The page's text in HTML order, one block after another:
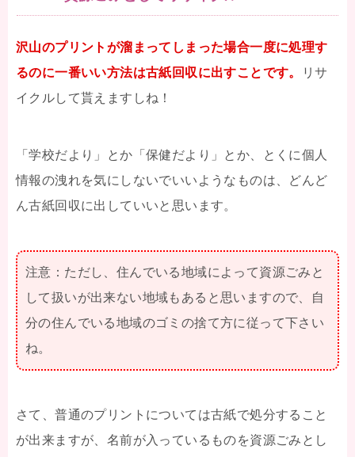
沢山のプリントが溜まってしまった場合一度に処理す
るのに一番いい方法は古紙回収に出すことです。
リサ
イクルして貰えますしね！
「学校だより」とか「保健だより」とか、とくに個人
情報の洩れを気にしないでいいようなものは、どんど
ん古紙回収に出していいと思います。
注意：ただし、住んでいる地域によって資源ごみと
して扱いが出来ない地域もあると思いますので、自
分の住んでいる地域のゴミの捨て方に従って下さい
ね。
さて、普通のプリントについては古紙で処分すること
が出来ますが、名前が入っているものを資源ごみとし